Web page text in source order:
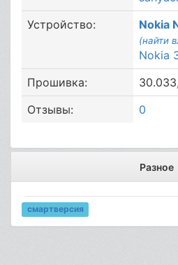
Устройство:
Nokia
(найти
Nokia
Прошивка:
Отзывы:
0
Разное
смартверсия